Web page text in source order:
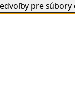
pre súbory